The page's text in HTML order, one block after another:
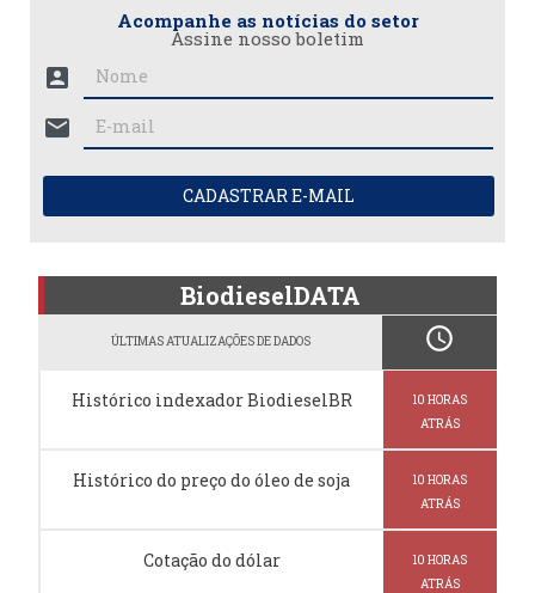
Acompanhe as notícias do setor
Assine nosso boletim
account_box
mail
CADASTRAR E-MAIL
BiodieselDATA
ÚLTIMAS ATUALIZAÇÕES DE DADOS schedule
Histórico indexador BiodieselBR
10 HORAS
ATRÁS
Histórico do preço do óleo de soja
10 HORAS
ATRÁS
Cotação do dólar
10 HORAS
ATRÁS